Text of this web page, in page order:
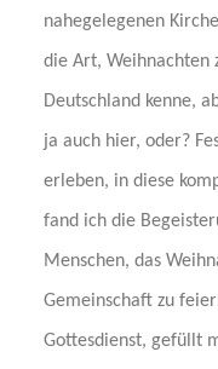
nahegelegenen
die Art, Weihnachten
Deutschland kenne,
ja auch hier, oder?
erleben, in diese
fand ich die
Menschen, das
Gemeinschaft zu
Gottesdienst, gefüllt